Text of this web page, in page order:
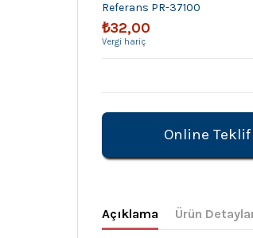
Referans PR-37100
₺32,00
Vergi hariç
Online Teklif
Açıklama Ürün